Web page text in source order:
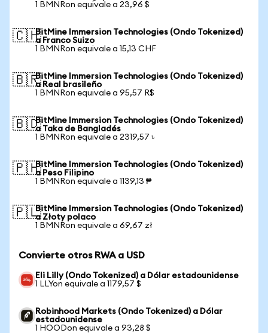
1 BMNRon equivale a 23,96 $
🇨🇭BitMine Immersion Technologies (Ondo Tokenized)
a Franco Suizo
1 BMNRon equivale a 15,13 CHF
🇧🇷BitMine Immersion Technologies (Ondo Tokenized)
a Real brasileño
1 BMNRon equivale a 95,57 R$
🇧🇩BitMine Immersion Technologies (Ondo Tokenized)
a Taka de Bangladés
1 BMNRon equivale a 2319,57 ৳
🇵🇭BitMine Immersion Technologies (Ondo Tokenized)
a Peso Filipino
1 BMNRon equivale a 1139,13 ₱
🇵🇱BitMine Immersion Technologies (Ondo Tokenized)
a Złoty polaco
1 BMNRon equivale a 69,67 zł
Convierte otros RWA a USD
Eli Lilly (Ondo Tokenized) a Dólar estadounidense
1 LLYon equivale a 1179,57 $
Robinhood Markets (Ondo Tokenized) a Dólar
estadounidense
1 HOODon equivale a 93,28 $